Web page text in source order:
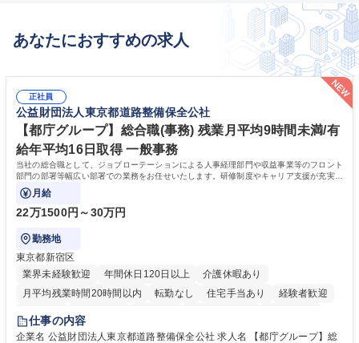
定対応や船主、傭船者、外部監査機関からの安全要件に応じたQSMSの見
直し) ■安全管理業務(QSMSマニュアルに基づいた安全運用の実施と管理)
変更の範囲：当社業務全般 募集職種 【港区】船舶の安全管理システム(IS
M/ISO)の運用管理＜第一中央汽船グループ＞
あなたにおすすめの求人
正社員
公益財団法人東京都道路整備保全公社
【都庁グループ】総合職(事務) 残業月平均9時間未満/有
給年平均16日取得 一般事務
当社の総合職として、ジョブローテーションによる人事経理部門や収益事業等のフロント
部門の部署等幅広い部署での業務をお任せいたします。研修制度やキャリア支援が充実し
ております！ ※下記業務詳細
月給
22万1500円～30万円
勤務地
東京都新宿区
業界未経験歓迎
年間休日120日以上
介護休暇あり
月平均残業時間20時間以内
転勤なし 住宅手当あり
経験者歓迎
研修あり
退職金あり
駅近5分以内
資格取得手当あり 食事補助あり
仕事の内容
企業名 公益財団法人東京都道路整備保全公社 求人名 【都庁グループ】総